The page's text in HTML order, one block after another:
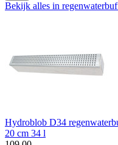
Bekijk alles in
Hydroblob D34
20 cm 34 l